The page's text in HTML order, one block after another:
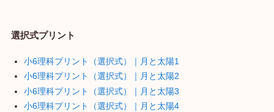
選択式プリント
小6理科プリント（選択式）｜月と太陽1
小6理科プリント（選択式）｜月と太陽2
小6理科プリント（選択式）｜月と太陽3
小6理科プリント（選択式）｜月と太陽4